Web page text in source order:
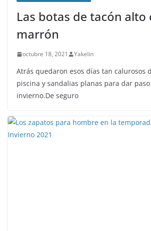
Las botas de tacón alto
marrón
octubre 18, 2021 Yakelin
Atrás quedaron esos días tan calurosos
piscina y sandalias planas para dar
invierno.De seguro